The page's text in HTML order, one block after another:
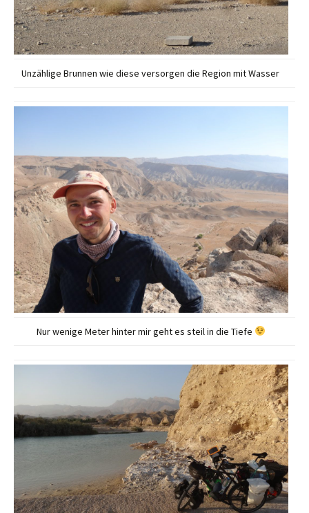
Unzählige Brunnen wie diese versorgen die Region mit Wasser
Nur wenige Meter hinter mir geht es steil in die Tiefe